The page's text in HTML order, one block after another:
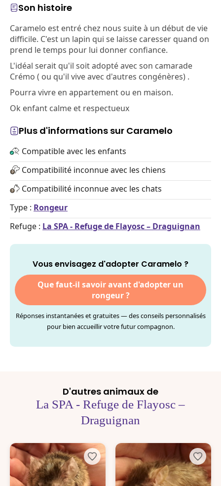
Son histoire
Caramelo est entré chez nous suite à un début de vie
difficile. C'est un lapin qui se laisse caresser quand on
prend le temps pour lui donner confiance.
L'idéal serait qu'il soit adopté avec son camarade
Crémo ( ou qu'il vive avec d'autres congénères) .
Pourra vivre en appartement ou en maison.
Ok enfant calme et respectueux
Plus d'informations sur Caramelo
Compatible avec les enfants
Compatibilité inconnue avec les chiens
Compatibilité inconnue avec les chats
Type : Rongeur
Refuge : La SPA - Refuge de Flayosc – Draguignan
Vous envisagez d'adopter Caramelo ?
Que faut-il savoir avant d'adopter un
rongeur ?
Réponses instantanées et gratuites — des conseils personnalisés
pour bien accueillir votre futur compagnon.
D'autres animaux de
La SPA - Refuge de Flayosc –
Draguignan